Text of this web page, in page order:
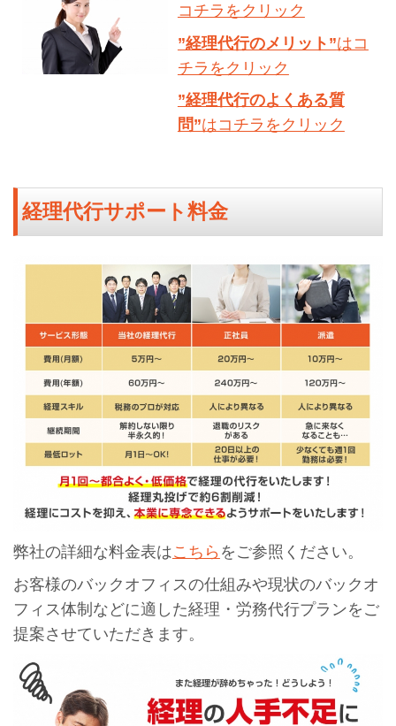
コチラをクリック
”経理代行のメリット”はコ
チラをクリック
”経理代行のよくある質
問”はコチラをクリック
経理代行サポート料金
弊社の詳細な料金表はこちら をご参照ください。
お客様のバックオフィスの仕組みや現状のバックオ
フィス体制などに適した経理・労務代行プランをご
提案させていただきます。